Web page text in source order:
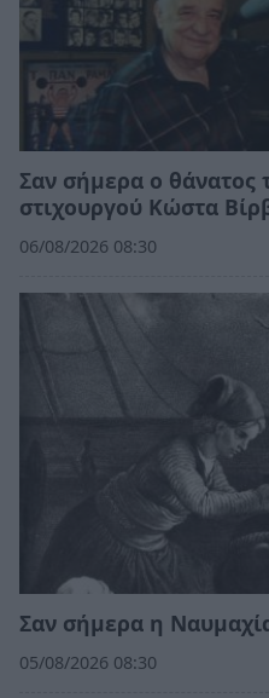
Σαν σήμερα ο θάνατος
στιχουργού Κώστα
06/08/2026 08:30
Σαν σήμερα η
05/08/2026 08:30